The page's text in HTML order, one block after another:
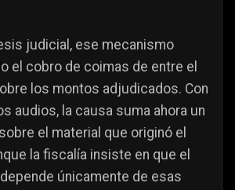
judicial, ese mecanismo
el cobro de coimas de entre el
los montos adjudicados. Con
audios, la causa suma ahora un
el material que originó el
la fiscalía insiste en que el
únicamente de esas